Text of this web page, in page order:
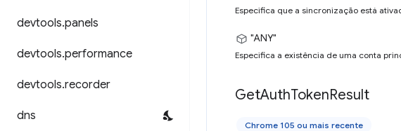
devtools.panels
devtools.performance
devtools.recorder
dns
Especifica que a sincronização está
"ANY"
Especifica a existência de uma conta
GetAuthTokenResult
Chrome 105 ou mais recente